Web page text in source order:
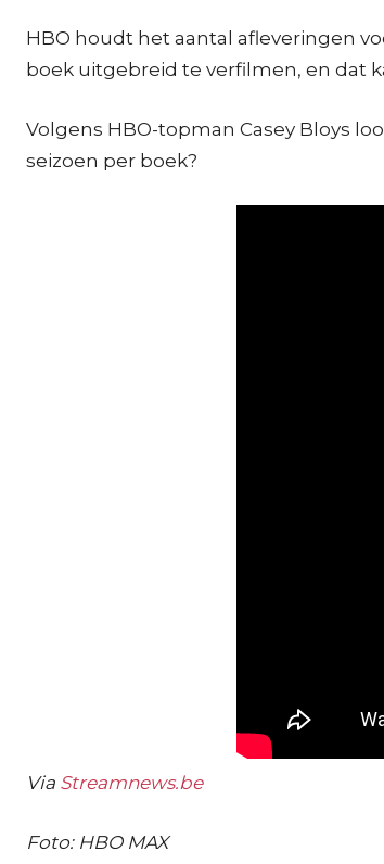
HBO houdt het aantal afleveringen
boek uitgebreid te verfilmen, en dat
Volgens HBO-topman Casey Bloys
seizoen per boek?
Via Streamnews.be
Foto: HBO MAX